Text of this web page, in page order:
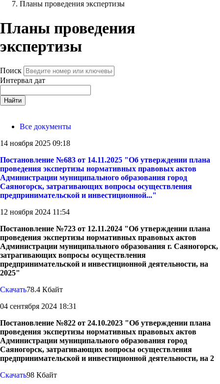
Планы проведения экспертизы
Планы проведения
экспертизы
Поиск
Интервал дат
Найти
Все документы
14 ноября 2025 09:18
Постановление №683 от 14.11.2025 "Об утверждении плана
проведения экспертизы нормативных правовых актов
Администрации муниципального образования город
Саяногорск, затрагивающих вопросы осуществления
предпринимательской и инвестиционной..."
12 ноября 2024 11:54
Постановление №723 от 12.11.2024 "Об утверждении плана
проведения экспертизы нормативных правовых актов
Администрации муниципального образования г. Саяногорск,
затрагивающих вопросы осуществления
предпринимательской и инвестиционной деятельности, на
2025"
Скачать78.4 Кбайт
04 сентября 2024 18:31
Постановление №822 от 24.10.2023 "Об утверждении плана
проведения экспертизы нормативных правовых актов
Администрации муниципального образования город
Саяногорск, затрагивающих вопросы осуществления
предпринимательской и инвестиционной деятельности, на 2
Скачать98 Кбайт